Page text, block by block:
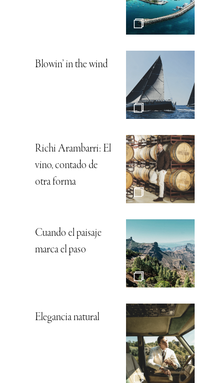
Blowin’ in the wind
Richi Arambarri: El
vino, contado de
otra forma
Cuando el paisaje
marca el paso
Elegancia natural